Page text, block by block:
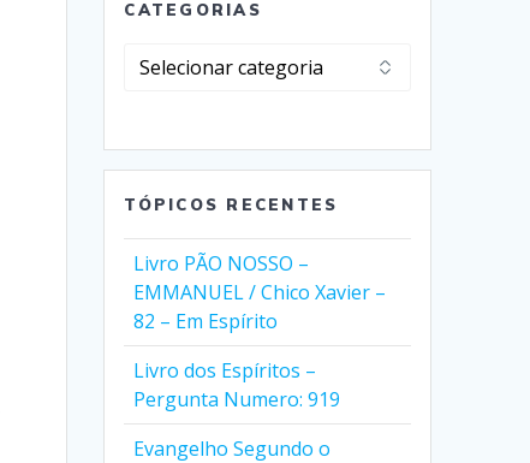
CATEGORIAS
Clique
TÓPICOS RECENTES
Livro PÃO NOSSO –
EMMANUEL / Chico Xavier –
82 – Em Espírito
Livro dos Espíritos –
Pergunta Numero: 919
Evangelho Segundo o